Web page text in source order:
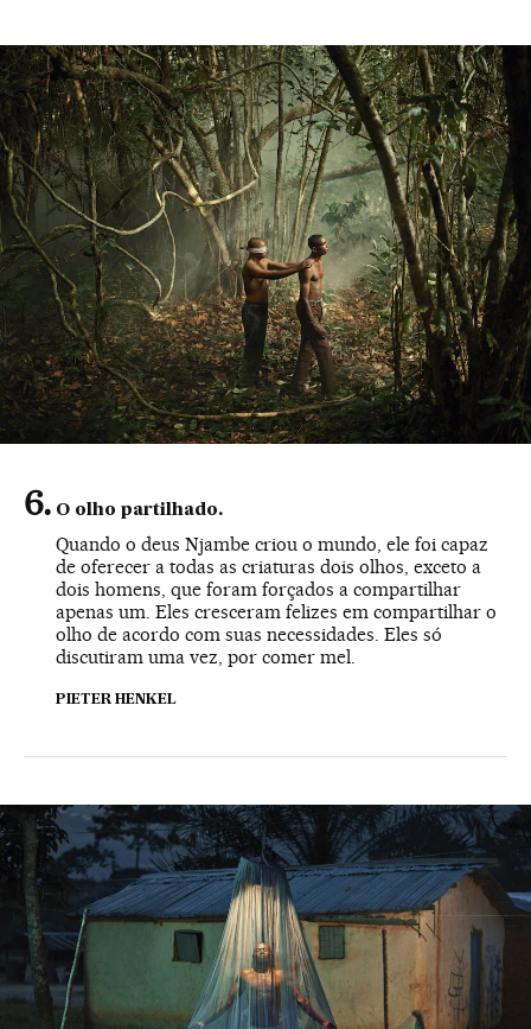
O olho partilhado.
Quando o deus Njambe criou o mundo, ele foi capaz
de oferecer a todas as criaturas dois olhos, exceto a
dois homens, que foram forçados a compartilhar
apenas um. Eles cresceram felizes em compartilhar o
olho de acordo com suas necessidades. Eles só
discutiram uma vez, por comer mel.
PIETER HENKEL